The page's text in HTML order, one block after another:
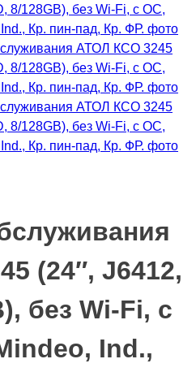
(24″, J6412,
без Wi-Fi, с
Ind.,